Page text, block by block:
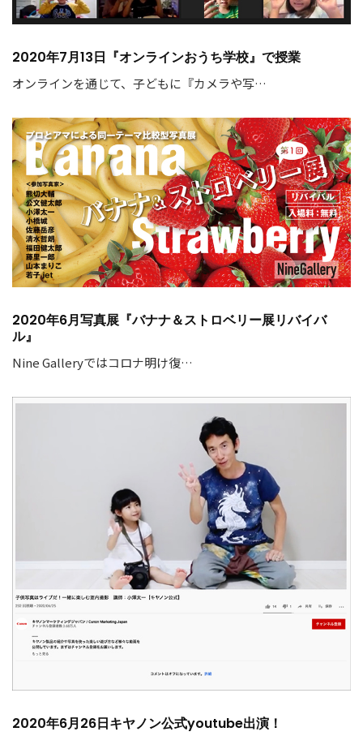
2020年7月13日『オンラインおうち学校』で授業
オンラインを通じて、子どもに『カメラや写…
2020年6月写真展『バナナ＆ストロベリー展リバイバ
ル』
Nine Galleryではコロナ明け復…
2020年6月26日キヤノン公式youtube出演！